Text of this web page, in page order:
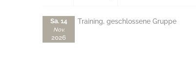
Sa. 14
Nov.
2026
Training, geschlossene Gruppe